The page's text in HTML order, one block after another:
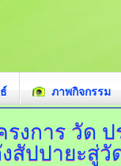
ภาพกิจกรรม
รงการ วัด
สัปปายะสู่วั